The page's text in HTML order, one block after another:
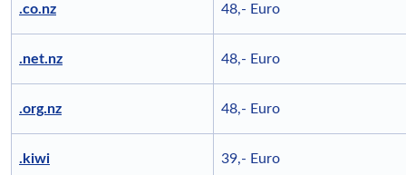
.co.nz 48,- Euro
.net.nz 48,- Euro
.org.nz 48,- Euro
.kiwi 39,- Euro